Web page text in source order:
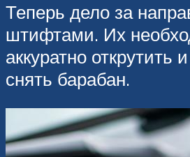
Теперь дело за
штифтами. Их
аккуратно открутить
снять барабан.